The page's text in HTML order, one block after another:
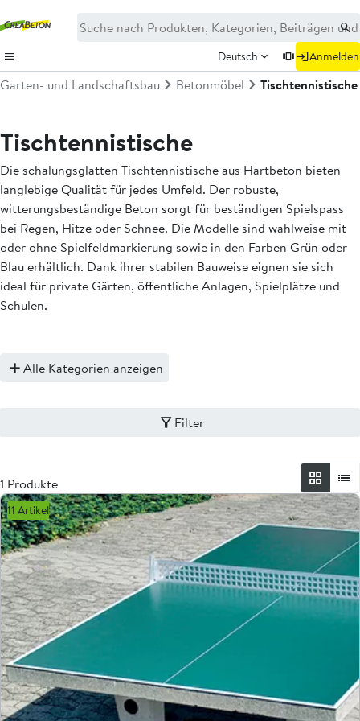
Deutsch Anmelden
Garten- und Landschaftsbau Betonmöbel Tischtennistische
Tischtennistische
Die schalungsglatten Tischtennistische aus Hartbeton bieten
langlebige Qualität für jedes Umfeld. Der robuste,
witterungsbeständige Beton sorgt für beständigen Spielspass
bei Regen, Hitze oder Schnee. Die Modelle sind wahlweise mit
oder ohne Spielfeldmarkierung sowie in den Farben Grün oder
Blau erhältlich. Dank ihrer stabilen Bauweise eignen sie sich
ideal für private Gärten, öffentliche Anlagen, Spielplätze und
Schulen.
Alle Kategorien anzeigen
Filter
1 Produkte
11 Artikel